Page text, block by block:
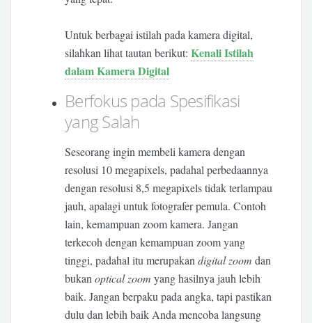
Untuk berbagai istilah pada kamera digital,
silahkan lihat tautan berikut:Kenali Istilah
dalam Kamera Digital
Berfokus pada Spesifikasi
yang Salah
Seseorang ingin membeli kamera dengan
resolusi 10 megapixels, padahal perbedaannya
dengan resolusi 8,5 megapixels tidak terlampau
jauh, apalagi untuk fotografer pemula. Contoh
lain, kemampuan zoom kamera. Jangan
terkecoh dengan kemampuan zoom yang
tinggi, padahal itu merupakandigital zoom dan
bukanoptical zoom yang hasilnya jauh lebih
baik. Jangan berpaku pada angka, tapi pastikan
dulu dan lebih baik Anda mencoba langsung